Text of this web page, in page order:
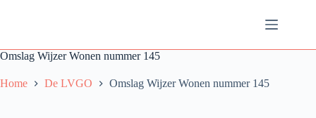
Omslag Wijzer Wonen nummer 145
Home De LVGO Omslag Wijzer Wonen nummer 145